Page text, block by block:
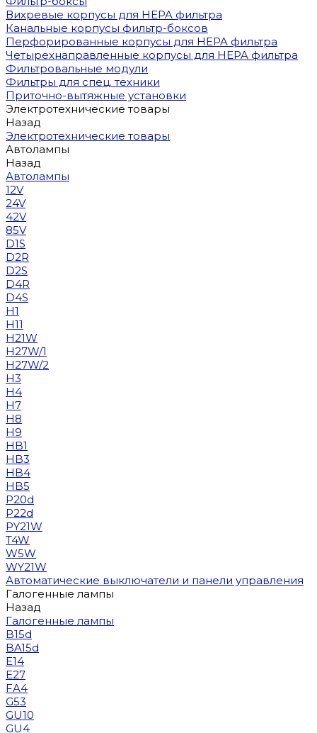
Вихревые корпусы для HEPA фильтра
Канальные корпусы фильтр-боксов
Перфорированные корпусы для HEPA фильтра
Четырехнаправленные корпусы для HEPA фильтра
Фильтровальные модули
Фильтры для спец. техники
Приточно-вытяжные установки
Электротехнические товары
Назад
Электротехнические товары
Автолампы
Назад
Автолампы
12V
24V
42V
85V
D1S
D2R
D2S
D4R
D4S
H1
H11
H21W
H27W/1
H27W/2
H3
H4
H7
H8
H9
HB1
HB3
HB4
HB5
P20d
P22d
PY21W
T4W
W5W
WY21W
Автоматические выключатели и панели управления
Галогенные лампы
Назад
Галогенные лампы
B15d
BA15d
E14
E27
FA4
G53
GU10
GU4